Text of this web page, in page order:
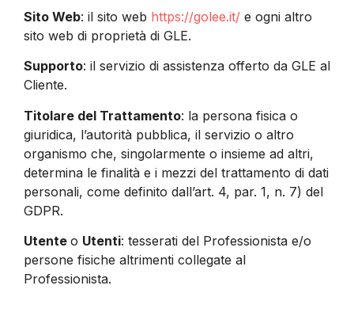
Sito Web: il sito web https://golee.it/ e ogni altro
sito web di proprietà di GLE.
Supporto: il servizio di assistenza offerto da GLE al
Cliente.
Titolare del Trattamento: la persona fisica o
giuridica, l’autorità pubblica, il servizio o altro
organismo che, singolarmente o insieme ad altri,
determina le finalità e i mezzi del trattamento di dati
personali, come definito dall’art. 4, par. 1, n. 7) del
GDPR.
Utente o Utenti: tesserati del Professionista e/o
persone fisiche altrimenti collegate al
Professionista.